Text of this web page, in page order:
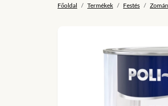
Főoldal Termékek Festés